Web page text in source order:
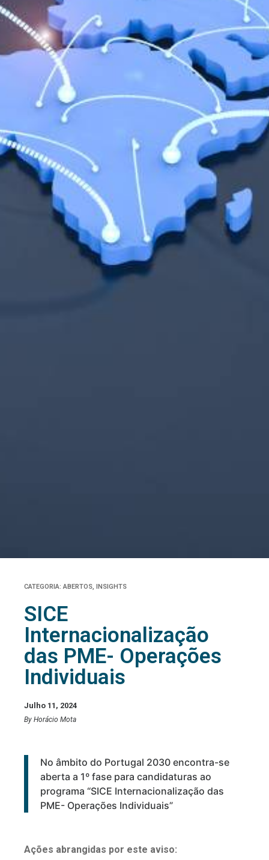
CATEGORIA:ABERTOS, INSIGHTS
SICE
Internacionalização
das PME- Operações
Individuais
Julho 11, 2024
By Horácio Mota
No âmbito do Portugal 2030 encontra-se
aberta a 1º fase para candidaturas ao
programa “SICE Internacionalização das
PME- Operações Individuais”
Ações abrangidas por este aviso: